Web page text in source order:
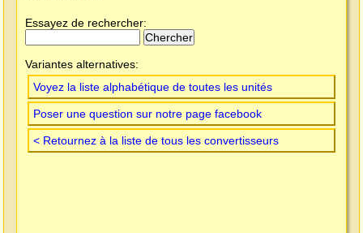
Essayez de rechercher:
Variantes alternatives:
Voyez la liste alphabétique de toutes les unités
Poser une question sur notre page facebook
< Retournez à la liste de tous les convertisseurs